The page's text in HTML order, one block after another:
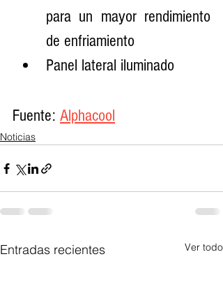
para un mayor rendimiento
de enfriamiento
Panel lateral iluminado
Fuente: Alphacool
Noticias
Entradas recientes Ver todo